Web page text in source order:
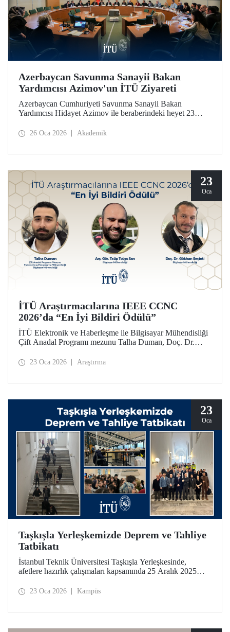
Azerbaycan Savunma Sanayii Bakan
Yardımcısı Azimov'un İTÜ Ziyareti
Azerbaycan Cumhuriyeti Savunma Sanayii Bakan
Yardımcısı Hidayet Azimov ile beraberindeki heyet 23
ziyarette bulundu.
26 Oca 2026 Akademik
23
Oca
İTÜ Araştırmacılarına IEEE CCNC
2026’da “En İyi Bildiri Ödülü”
İTÜ Elektronik ve Haberleşme ile Bilgisayar Mühendisliği
Çift Anadal Programı mezunu Talha Duman, Doç. Dr.
kapsamında, Arş. Gör. Talip Tolga Sarı ile birlikte sunduğu
23 Oca 2026 Araştırma
23
Oca
Taşkışla Yerleşkemizde Deprem ve Tahliye
Tatbikatı
İstanbul Teknik Üniversitesi Taşkışla Yerleşkesinde,
afetlere hazırlık çalışmaları kapsamında 25 Aralık 2025
olası bir deprem anında bina tahliye süreçlerinin
23 Oca 2026 Kampüs